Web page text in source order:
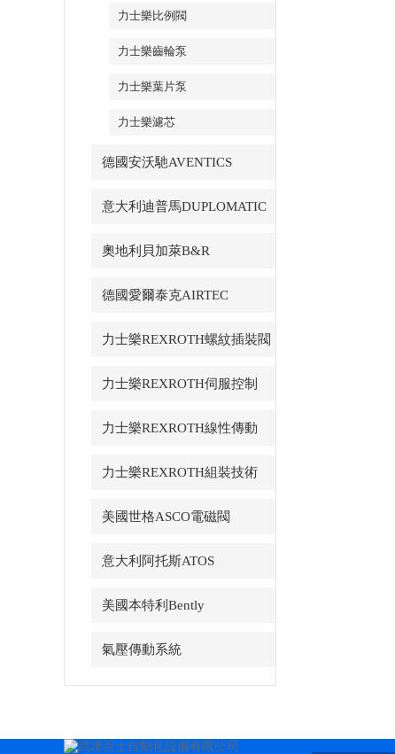
力士樂比例閥
力士樂齒輪泵
力士樂葉片泵
力士樂濾芯
德國安沃馳AVENTICS
意大利迪普馬DUPLOMATIC
奧地利貝加萊B&R
德國愛爾泰克AIRTEC
力士樂REXROTH螺紋插裝閥
力士樂REXROTH伺服控制
力士樂REXROTH線性傳動
力士樂REXROTH組裝技術
美國世格ASCO電磁閥
意大利阿托斯ATOS
美國本特利Bently
氣壓傳動系統